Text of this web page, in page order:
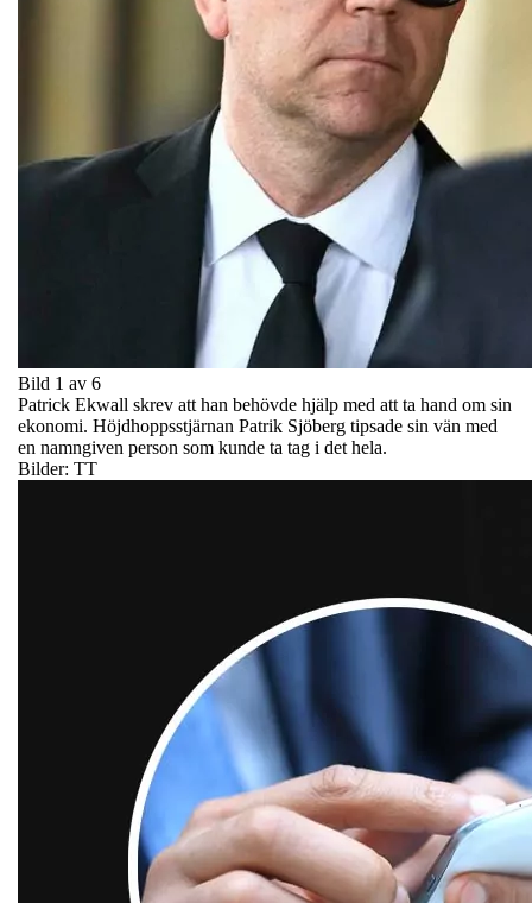
Bild 1 av 6
Patrick Ekwall skrev att han behövde hjälp med att ta hand om sin
ekonomi. Höjdhoppsstjärnan Patrik Sjöberg tipsade sin vän med
en namngiven person som kunde ta tag i det hela.
Bilder: TT